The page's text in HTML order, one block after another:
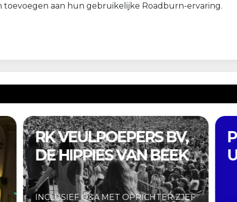
toevoegen aan hun gebruikelijke Roadburn-ervaring.
BV,
ZJEF
PREVIOUSLY
UNRELEASED 2026